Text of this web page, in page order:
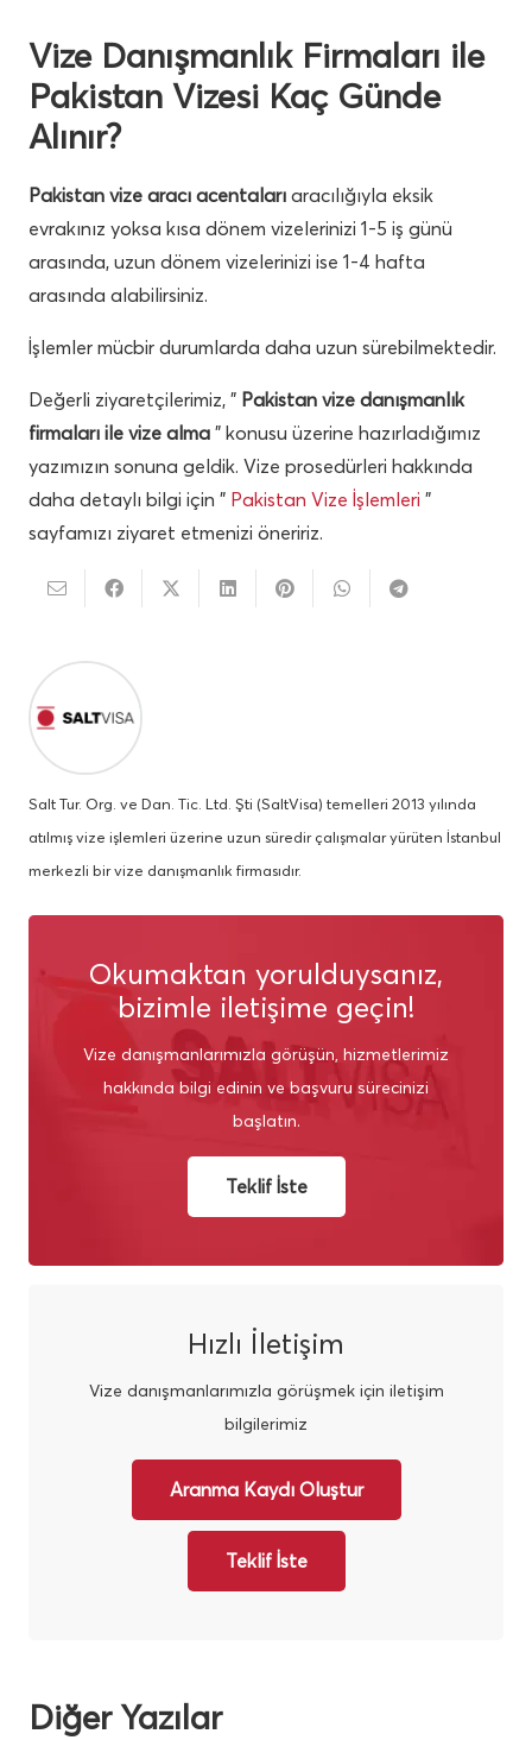
Vize Danışmanlık Firmaları ile
Pakistan Vizesi Kaç Günde
Alınır?
Pakistan vize aracı acentaları aracılığıyla eksik
evrakınız yoksa kısa dönem vizelerinizi 1-5 iş günü
arasında, uzun dönem vizelerinizi ise 1-4 hafta
arasında alabilirsiniz.
İşlemler mücbir durumlarda daha uzun sürebilmektedir.
Değerli ziyaretçilerimiz, ” Pakistan vize danışmanlık
firmaları ile vize alma ” konusu üzerine hazırladığımız
yazımızın sonuna geldik. Vize prosedürleri hakkında
daha detaylı bilgi için ” Pakistan Vize İşlemleri ”
sayfamızı ziyaret etmenizi öneririz.
Salt Tur. Org. ve Dan. Tic. Ltd. Şti (SaltVisa) temelleri 2013 yılında
atılmış vize işlemleri üzerine uzun süredir çalışmalar yürüten İstanbul
merkezli bir vize danışmanlık firmasıdır.
Okumaktan yorulduysanız,
bizimle iletişime geçin!
Vize danışmanlarımızla görüşün, hizmetlerimiz
hakkında bilgi edinin ve başvuru sürecinizi
başlatın.
Teklif İste
Hızlı İletişim
Vize danışmanlarımızla görüşmek için iletişim
bilgilerimiz
Aranma Kaydı Oluştur
Teklif İste
Diğer Yazılar